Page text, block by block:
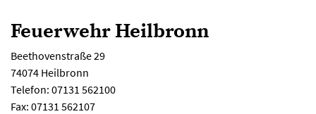
Feuerwehr Heilbronn
Beethovenstraße 29
74074 Heilbronn
Telefon: 07131 562100
Fax: 07131 562107